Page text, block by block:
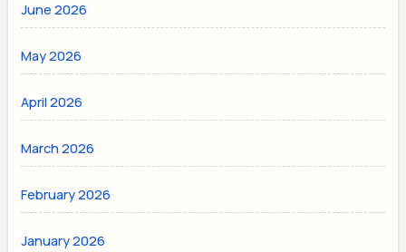
June 2026
May 2026
April 2026
March 2026
February 2026
January 2026